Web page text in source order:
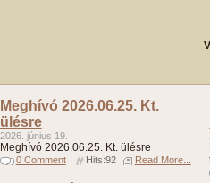
Meghívó 2026.06.25. Kt.
ülésre
2026. június 19.
Meghívó 2026.06.25. Kt. ülésre
0 Comment Hits:92 Read More...